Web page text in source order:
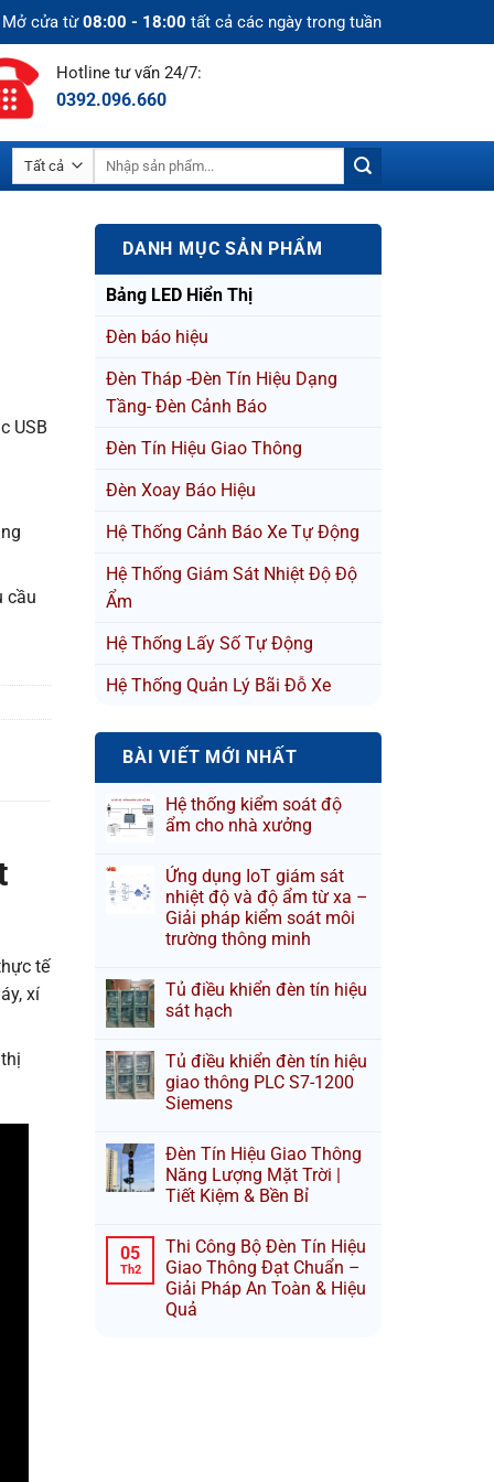
Mở cửa từ08:00 - 18:00 tất cả các ngày trong tuần
Hotline tư vấn 24/7:
0392.096.660
DANH MỤC SẢN PHẨM
Bảng LED Hiển Thị
Đèn báo hiệu
Đèn Tháp -Đèn Tín Hiệu Dạng
Tầng- Đèn Cảnh Báo
Đèn Tín Hiệu Giao Thông
Đèn Xoay Báo Hiệu
Hệ Thống Cảnh Báo Xe Tự Động
Hệ Thống Giám Sát Nhiệt Độ Độ
Ẩm
Hệ Thống Lấy Số Tự Động
Hệ Thống Quản Lý Bãi Đỗ Xe
BÀI VIẾT MỚI NHẤT
Hệ thống kiểm soát độ
ẩm cho nhà xưởng
Ứng dụng IoT giám sát
nhiệt độ và độ ẩm từ xa –
Giải pháp kiểm soát môi
trường thông minh
Tủ điều khiển đèn tín hiệu
sát hạch
Tủ điều khiển đèn tín hiệu
giao thông PLC S7-1200
Siemens
Đèn Tín Hiệu Giao Thông
Năng Lượng Mặt Trời |
Tiết Kiệm & Bền Bỉ
05
Th2
Thi Công Bộ Đèn Tín Hiệu
Giao Thông Đạt Chuẩn –
Giải Pháp An Toàn & Hiệu
Quả
USB
cầu
tế
xí